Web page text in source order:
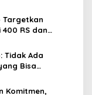
Targetkan
400 RS dan
dalam 3 Tahun
Tidak Ada
Bisa
Komitmen,